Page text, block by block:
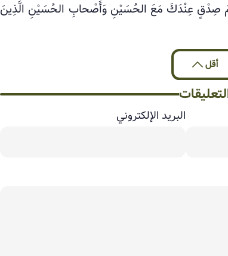
صِدْقٍ عِنْدَكَ مَعَ الحُسَيْنِ وَأَصْحابِ الحُسَيْنِ الَّذِينَ
أقل
البريد الإلكتروني